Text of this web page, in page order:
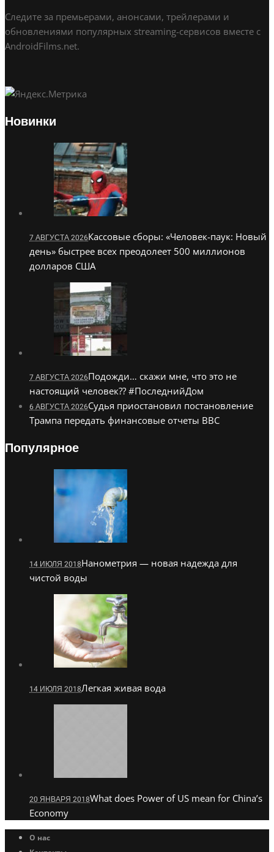
Следите за премьерами, анонсами, трейлерами и
обновлениями популярных streaming-сервисов вместе с
AndroidFilms.net.
Новинки
7 АВГУСТА 2026Кассовые сборы: «Человек-паук: Новый
день» быстрее всех преодолеет 500 миллионов
долларов США
7 АВГУСТА 2026Подожди… скажи мне, что это не
настоящий человек?? #ПоследнийДом
6 АВГУСТА 2026Судья приостановил постановление
Трампа передать финансовые отчеты BBC
Популярное
14 ИЮЛЯ 2018Нанометрия — новая надежда для
чистой воды
14 ИЮЛЯ 2018Легкая живая вода
20 ЯНВАРЯ 2018What does Power of US mean for China’s
Economy
О нас